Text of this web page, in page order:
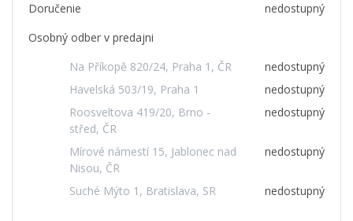
Doručenie
nedostupný
Osobný odber v predajni
Na Příkopě 820/24, Praha 1, ČR
nedostupný
Havelská 503/19, Praha 1
nedostupný
Roosveltova 419/20, Brno -
střed, ČR
nedostupný
Mírové námestí 15, Jablonec nad
Nisou, ČR
nedostupný
Suché Mýto 1, Bratislava, SR nedostupný